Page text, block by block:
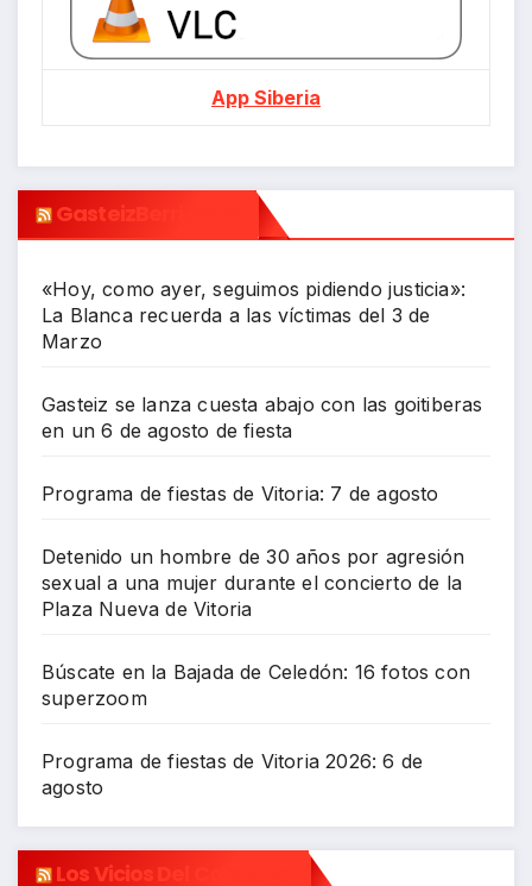
App Siberia
GasteizBerri.com
«Hoy, como ayer, seguimos pidiendo justicia»:
La Blanca recuerda a las víctimas del 3 de
Marzo
Gasteiz se lanza cuesta abajo con las goitiberas
en un 6 de agosto de fiesta
Programa de fiestas de Vitoria: 7 de agosto
Detenido un hombre de 30 años por agresión
sexual a una mujer durante el concierto de la
Plaza Nueva de Vitoria
Búscate en la Bajada de Celedón: 16 fotos con
superzoom
Programa de fiestas de Vitoria 2026: 6 de
agosto
Los Vicios Del Colectivo